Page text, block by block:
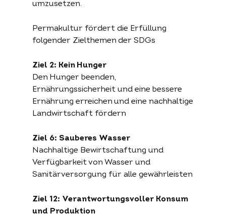
Partner
Beschrieb
umzusetzen.
Permakultur fördert die Erfüllung
folgender Zielthemen der SDGs
Ziel 2: Kein Hunger
Den Hunger beenden,
Ernährungssicherheit und eine bessere
Ernährung erreichen und eine nachhaltige
Landwirtschaft fördern
Ziel 6: Sauberes Wasser
Nachhaltige Bewirtschaftung und
Verfügbarkeit von Wasser und
Sanitärversorgung für alle gewährleisten
Ziel 12: Verantwortungsvoller Konsum
und Produktion